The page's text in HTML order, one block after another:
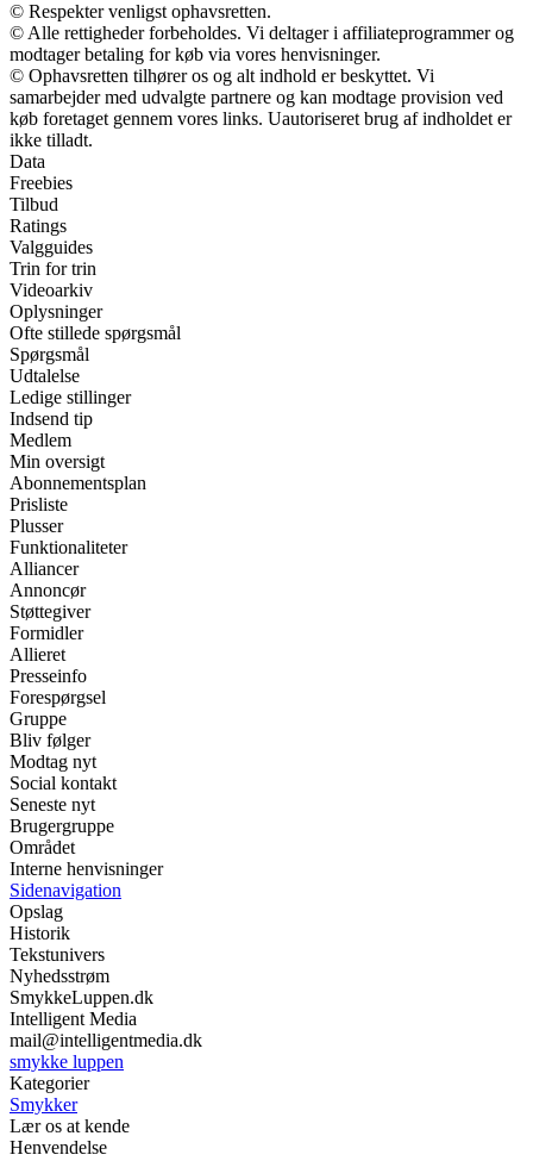
© Respekter venligst ophavsretten.
© Alle rettigheder forbeholdes. Vi deltager i affiliateprogrammer og
modtager betaling for køb via vores henvisninger.
© Ophavsretten tilhører os og alt indhold er beskyttet. Vi
samarbejder med udvalgte partnere og kan modtage provision ved
køb foretaget gennem vores links. Uautoriseret brug af indholdet er
ikke tilladt.
Data
Freebies
Tilbud
Ratings
Valgguides
Trin for trin
Videoarkiv
Oplysninger
Ofte stillede spørgsmål
Spørgsmål
Udtalelse
Ledige stillinger
Indsend tip
Medlem
Min oversigt
Abonnementsplan
Prisliste
Plusser
Funktionaliteter
Alliancer
Annoncør
Støttegiver
Formidler
Allieret
Presseinfo
Forespørgsel
Gruppe
Bliv følger
Modtag nyt
Social kontakt
Seneste nyt
Brugergruppe
Området
Interne henvisninger
Sidenavigation
Opslag
Historik
Tekstunivers
Nyhedsstrøm
SmykkeLuppen.dk
Intelligent Media
mail@intelligentmedia.dk
smykke luppen
Kategorier
Smykker
Lær os at kende
Henvendelse